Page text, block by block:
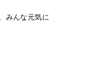
みんな元気に